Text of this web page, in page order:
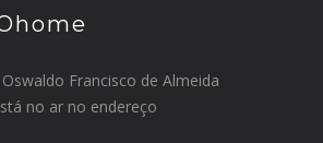
Francisco de Almeida
no ar no endereço